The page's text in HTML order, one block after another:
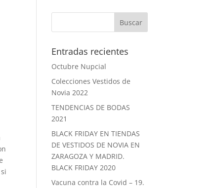
Entradas recientes
Octubre Nupcial
Colecciones Vestidos de
Novia 2022
TENDENCIAS DE BODAS
2021
BLACK FRIDAY EN TIENDAS
DE VESTIDOS DE NOVIA EN
ZARAGOZA Y MADRID.
BLACK FRIDAY 2020
Vacuna contra la Covid – 19.